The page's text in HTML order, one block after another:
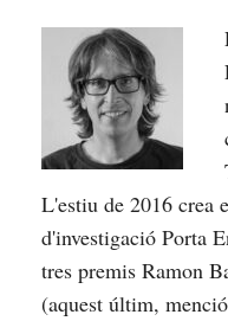
L'estiu de 2016 crea
d'investigació Porta
tres premis Ramon
(aquest últim,